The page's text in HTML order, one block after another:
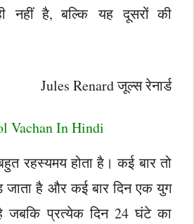
नहीं है, बल्कि यह दूसरों की
Jules Renard जूल्स रेनार्ड
Vachan In Hindi
रहस्यमय होता है। कई बार तो
है और कई बार दिन एक युग
जबकि प्रत्येक दिन 24 घंटे का